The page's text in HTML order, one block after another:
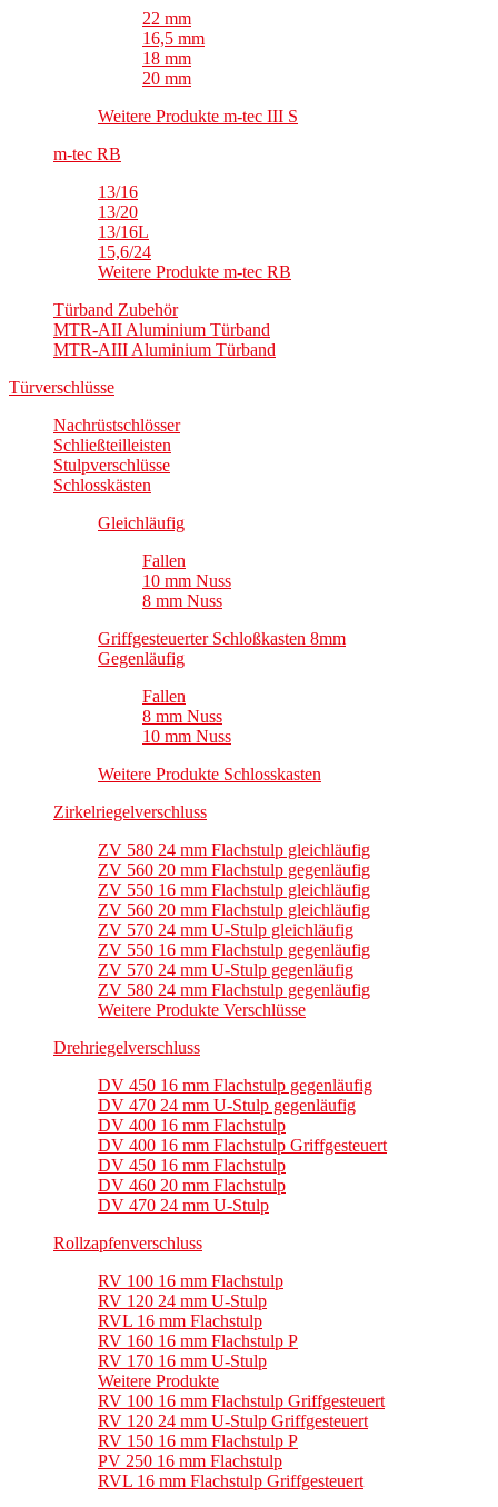
22 mm
16,5 mm
18 mm
20 mm
Weitere Produkte m-tec III S
m-tec RB
13/16
13/20
13/16L
15,6/24
Weitere Produkte m-tec RB
Türband Zubehör
MTR-AII Aluminium Türband
MTR-AIII Aluminium Türband
Türverschlüsse
Nachrüstschlösser
Schließteilleisten
Stulpverschlüsse
Schlosskästen
Gleichläufig
Fallen
10 mm Nuss
8 mm Nuss
Griffgesteuerter Schloßkasten 8mm
Gegenläufig
Fallen
8 mm Nuss
10 mm Nuss
Weitere Produkte Schlosskasten
Zirkelriegelverschluss
ZV 580 24 mm Flachstulp gleichläufig
ZV 560 20 mm Flachstulp gegenläufig
ZV 550 16 mm Flachstulp gleichläufig
ZV 560 20 mm Flachstulp gleichläufig
ZV 570 24 mm U-Stulp gleichläufig
ZV 550 16 mm Flachstulp gegenläufig
ZV 570 24 mm U-Stulp gegenläufig
ZV 580 24 mm Flachstulp gegenläufig
Weitere Produkte Verschlüsse
Drehriegelverschluss
DV 450 16 mm Flachstulp gegenläufig
DV 470 24 mm U-Stulp gegenläufig
DV 400 16 mm Flachstulp
DV 400 16 mm Flachstulp Griffgesteuert
DV 450 16 mm Flachstulp
DV 460 20 mm Flachstulp
DV 470 24 mm U-Stulp
Rollzapfenverschluss
RV 100 16 mm Flachstulp
RV 120 24 mm U-Stulp
RVL 16 mm Flachstulp
RV 160 16 mm Flachstulp P
RV 170 16 mm U-Stulp
Weitere Produkte
RV 100 16 mm Flachstulp Griffgesteuert
RV 120 24 mm U-Stulp Griffgesteuert
RV 150 16 mm Flachstulp P
PV 250 16 mm Flachstulp
RVL 16 mm Flachstulp Griffgesteuert